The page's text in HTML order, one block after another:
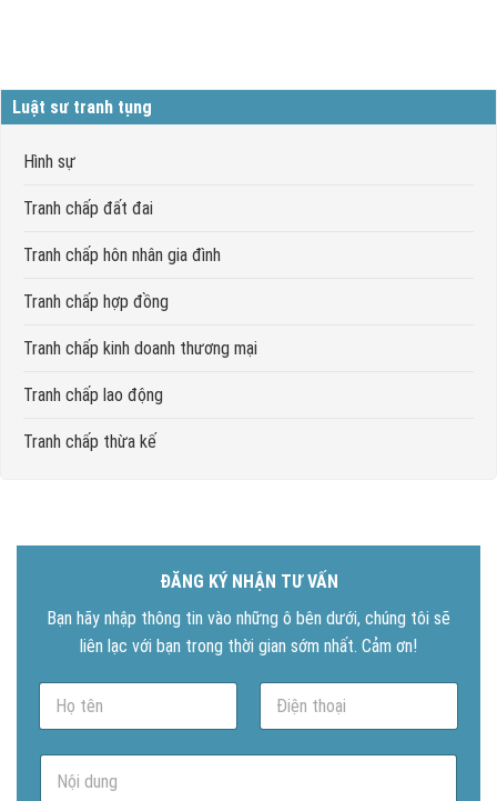
Luật sư tranh tụng
Hình sự
Tranh chấp đất đai
Tranh chấp hôn nhân gia đình
Tranh chấp hợp đồng
Tranh chấp kinh doanh thương mại
Tranh chấp lao động
Tranh chấp thừa kế
ĐĂNG KÝ NHẬN TƯ VẤN
Bạn hãy nhập thông tin vào những ô bên dưới, chúng tôi sẽ
liên lạc với bạn trong thời gian sớm nhất. Cảm ơn!
N
m
e
P
o
n
N